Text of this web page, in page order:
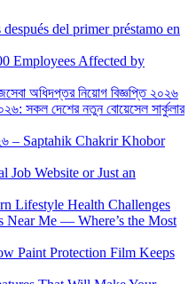
del primer préstamo en
Employees Affected by
অধিদপ্তর নিয়োগ বিজ্ঞপ্তি ২০২৬
সকল দেশের নতুন বোয়েসেল সার্কুলার
– Saptahik Chakrir Khobor
Job Website or Just an
Lifestyle Health Challenges
Near Me — Where’s the Most
Paint Protection Film Keeps